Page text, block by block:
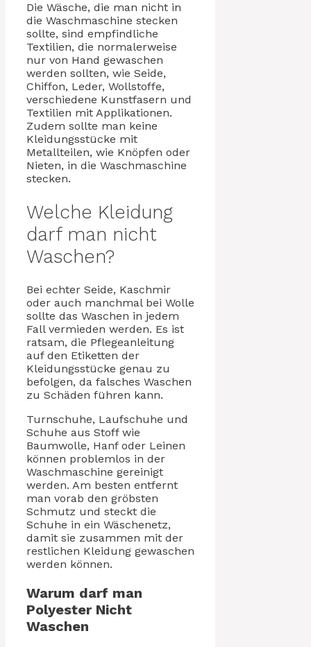
Die Wäsche, die man nicht in
die Waschmaschine stecken
sollte, sind empfindliche
Textilien, die normalerweise
nur von Hand gewaschen
werden sollten, wie Seide,
Chiffon, Leder, Wollstoffe,
verschiedene Kunstfasern und
Textilien mit Applikationen.
Zudem sollte man keine
Kleidungsstücke mit
Metallteilen, wie Knöpfen oder
Nieten, in die Waschmaschine
stecken.
Welche Kleidung
darf man nicht
Waschen?
Bei echter Seide, Kaschmir
oder auch manchmal bei Wolle
sollte das Waschen in jedem
Fall vermieden werden. Es ist
ratsam, die Pflegeanleitung
auf den Etiketten der
Kleidungsstücke genau zu
befolgen, da falsches Waschen
zu Schäden führen kann.
Turnschuhe, Laufschuhe und
Schuhe aus Stoff wie
Baumwolle, Hanf oder Leinen
können problemlos in der
Waschmaschine gereinigt
werden. Am besten entfernt
man vorab den gröbsten
Schmutz und steckt die
Schuhe in ein Wäschenetz,
damit sie zusammen mit der
restlichen Kleidung gewaschen
werden können.
Warum darf man
Polyester Nicht
Waschen